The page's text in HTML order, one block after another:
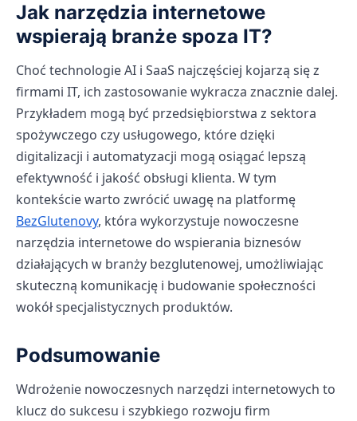
Jak narzędzia internetowe
wspierają branże spoza IT?
Choć technologie AI i SaaS najczęściej kojarzą się z
firmami IT, ich zastosowanie wykracza znacznie dalej.
Przykładem mogą być przedsiębiorstwa z sektora
spożywczego czy usługowego, które dzięki
digitalizacji i automatyzacji mogą osiągać lepszą
efektywność i jakość obsługi klienta. W tym
kontekście warto zwrócić uwagę na platformę
BezGlutenovy, która wykorzystuje nowoczesne
narzędzia internetowe do wspierania biznesów
działających w branży bezglutenowej, umożliwiając
skuteczną komunikację i budowanie społeczności
wokół specjalistycznych produktów.
Podsumowanie
Wdrożenie nowoczesnych narzędzi internetowych to
klucz do sukcesu i szybkiego rozwoju firm